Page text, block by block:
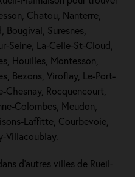
Chatou, Nanterre,
Suresnes,
Seine, La-Celle-St-Cloud,
Houilles, Montesson,
Bezons, Viroflay, Le-Port-
Rocquencourt,
Colombes, Meudon,
Laffitte, Courbevoie,
Villacoublay.
d’autres villes de Rueil-